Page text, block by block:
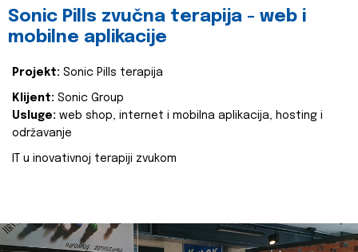
Sonic Pills zvučna terapija - web i
mobilne aplikacije
Projekt: Sonic Pills terapija
Klijent: Sonic Group
Usluge: web shop, internet i mobilna aplikacija, hosting i
održavanje
IT u inovativnoj terapiji zvukom